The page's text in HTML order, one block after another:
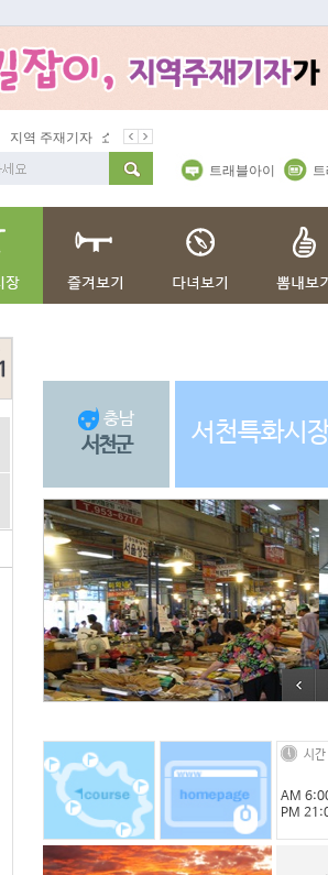
지역 주재기자 쇼 미 더 트래블아이
트래블아이
충남
서천군 서천특화시
시간
AM
PM